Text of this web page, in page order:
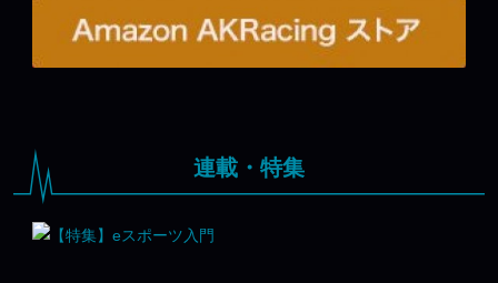
連載・特集